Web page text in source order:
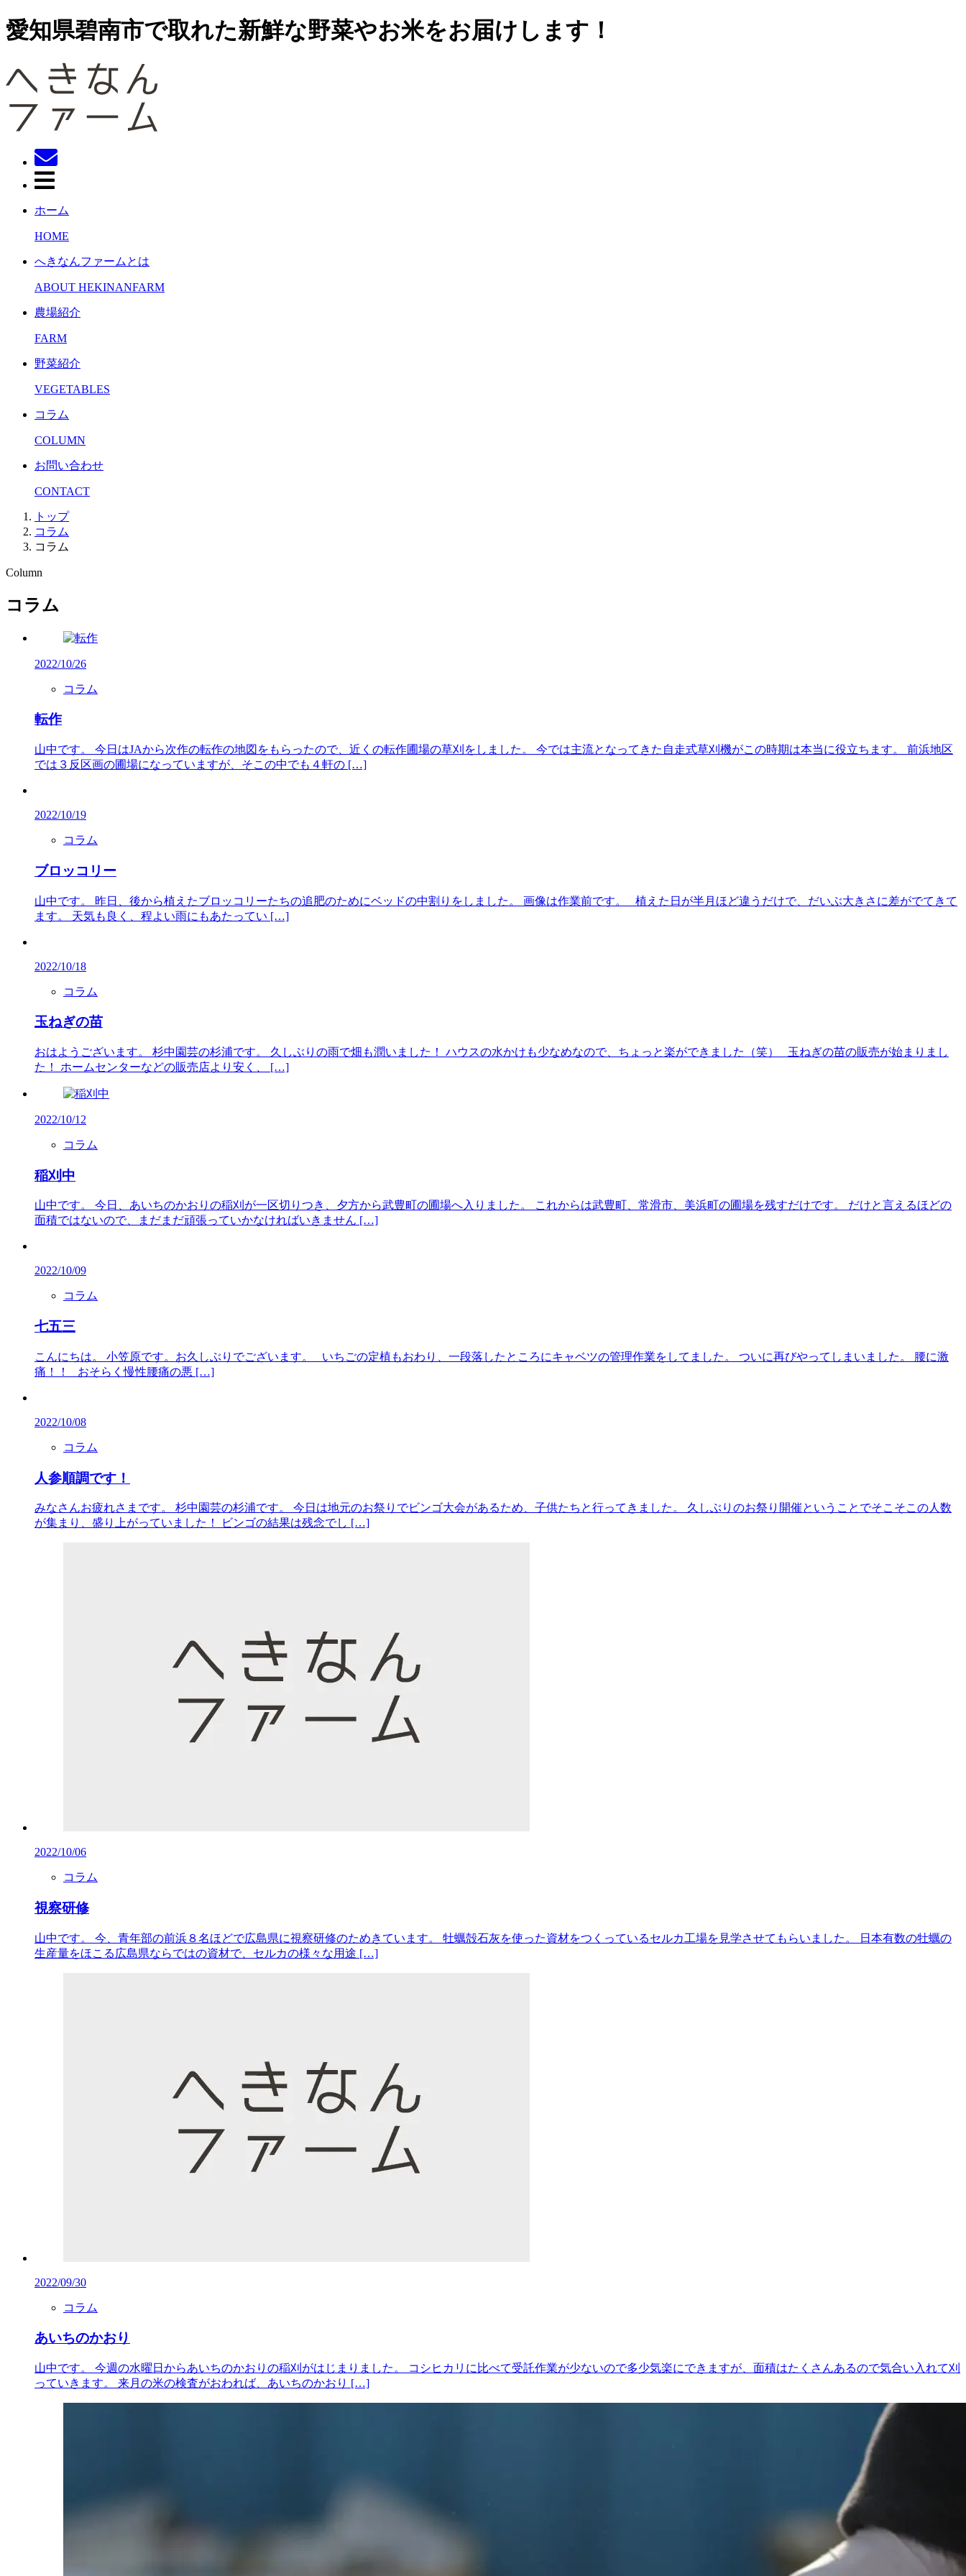
愛知県碧南市で取れた新鮮な野菜やお米をお届けします！
ホーム
HOME
へきなんファームとは
ABOUT HEKINANFARM
農場紹介
FARM
野菜紹介
VEGETABLES
コラム
COLUMN
お問い合わせ
CONTACT
トップ
コラム
コラム
Column
コラム
2022/10/26
コラム
転作
山中です。 今日はJAから次作の転作の地図をもらったので、近くの転作圃場の草刈をしました。 今では主流となってきた自走式草刈機がこの時期は本当に役立ちます。 前浜地区
では３反区画の圃場になっていますが、そこの中でも４軒の […]
2022/10/19
コラム
ブロッコリー
山中です。 昨日、後から植えたブロッコリーたちの追肥のためにベッドの中割りをしました。 画像は作業前です。 植えた日が半月ほど違うだけで、だいぶ大きさに差がでてきて
ます。 天気も良く、程よい雨にもあたってい […]
2022/10/18
コラム
玉ねぎの苗
おはようございます。 杉中園芸の杉浦です。 久しぶりの雨で畑も潤いました！ ハウスの水かけも少なめなので、ちょっと楽ができました（笑） 玉ねぎの苗の販売が始まりまし
た！ ホームセンターなどの販売店より安く、 […]
2022/10/12
コラム
稲刈中
山中です。 今日、あいちのかおりの稲刈が一区切りつき、夕方から武豊町の圃場へ入りました。 これからは武豊町、常滑市、美浜町の圃場を残すだけです。 だけと言えるほどの
面積ではないので、まだまだ頑張っていかなければいきません […]
2022/10/09
コラム
七五三
こんにちは。 小笠原です。お久しぶりでございます。 いちごの定植もおわり、一段落したところにキャベツの管理作業をしてました。 ついに再びやってしまいました。 腰に激
痛！！ おそらく慢性腰痛の悪 […]
2022/10/08
コラム
人参順調です！
みなさんお疲れさまです。 杉中園芸の杉浦です。 今日は地元のお祭りでビンゴ大会があるため、子供たちと行ってきました。 久しぶりのお祭り開催ということでそこそこの人数
が集まり、盛り上がっていました！ ビンゴの結果は残念でし […]
2022/10/06
コラム
視察研修
山中です。 今、青年部の前浜８名ほどで広島県に視察研修のためきています。 牡蠣殻石灰を使った資材をつくっているセルカ工場を見学させてもらいました。 日本有数の牡蠣の
生産量をほこる広島県ならではの資材で、セルカの様々な用途 […]
2022/09/30
コラム
あいちのかおり
山中です。 今週の水曜日からあいちのかおりの稲刈がはじまりました。 コシヒカリに比べて受託作業が少ないので多少気楽にできますが、面積はたくさんあるので気合い入れて刈
っていきます。 来月の米の検査がおわれば、あいちのかおり […]